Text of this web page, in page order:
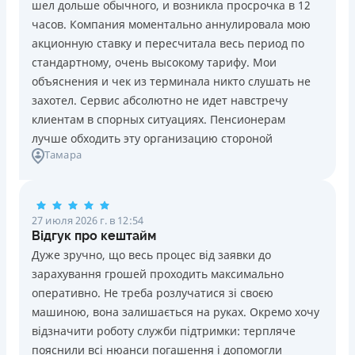
Погашение
В кассах и терминалах отделений
Оплата на расчетный счёт
Онлайн (через сайт или интернет-банкинг)
Через терминалы самообслуживания
Лицензия НБУ
Лицензия НБУ №10
Вся информация о кредите
ПОЛУЧИТЬ ЗАЙМ
Возраст
18 - 70 лет
Преимущества
Сниженная процентная ставка 0,01% в день для
новых клиентов на период от 3 до 30 дней (после
этого стандартная ставка 1%)
Запрашиваются только данные паспорта, ИНН, номер
банковской карты и телефона
проблемной кредитной историей.
Переводятся деньги на банковскую карту сразу после
подписания электронного договора о предоставлении
кредита
Дарятся скидки до -99% постоянным клиентам на
будущие кредиты согласно программе лояльности
Программа лояльности для постоянных клиентов
Круглосуточная поддержка в Viber, Telegram,
шел дольше обычного, и возникла просрочка в 12
часов. Компания моментально аннулировала мою
акционную ставку и пересчитала весь период по
стандартному, очень высокому тарифу. Мои
объяснения и чек из терминала никто слушать не
захотел. Сервис абсолютно не идет навстречу
клиентам в спорных ситуациях. Пенсионерам
лучше обходить эту организацию стороной
Тамара
27 июля 2026 г. в 12:54
Відгук про кештайм
Дуже зручно, що весь процес від заявки до
зарахування грошей проходить максимально
оперативно. Не треба розлучатися зі своєю
машиною, вона залишається на руках. Окремо хочу
відзначити роботу служби підтримки: терпляче
пояснили всі нюанси погашення і допомогли